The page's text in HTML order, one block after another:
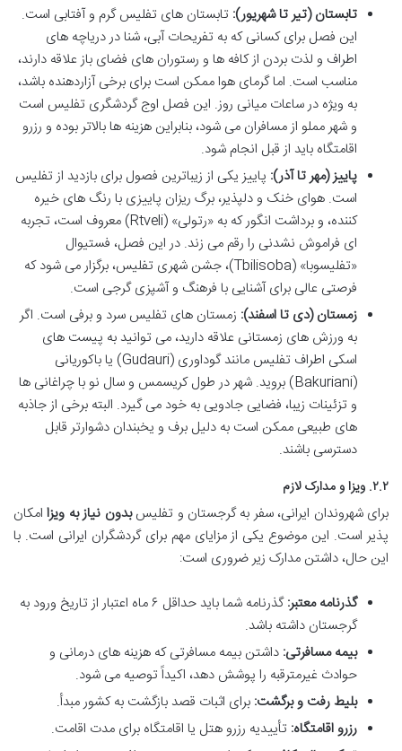
تابستان (تیر تا شهریور): تابستان های تفلیس گرم و آفتابی است.
این فصل برای کسانی که به تفریحات آبی، شنا در دریاچه های
اطراف و لذت بردن از کافه ها و رستوران های فضای باز علاقه دارند،
مناسب است. اما گرمای هوا ممکن است برای برخی آزاردهنده باشد،
به ویژه در ساعات میانی روز. این فصل اوج گردشگری تفلیس است
و شهر مملو از مسافران می شود، بنابراین هزینه ها بالاتر بوده و رزرو
اقامتگاه باید از قبل انجام شود.
پاییز (مهر تا آذر): پاییز یکی از زیباترین فصول برای بازدید از تفلیس
است. هوای خنک و دلپذیر، برگ ریزان پاییزی با رنگ های خیره
کننده، و برداشت انگور که به «رتولی» (Rtveli) معروف است، تجربه
ای فراموش نشدنی را رقم می زند. در این فصل، فستیوال
«تفلیسوبا» (Tbilisoba)، جشن شهری تفلیس، برگزار می شود که
فرصتی عالی برای آشنایی با فرهنگ و آشپزی گرجی است.
زمستان (دی تا اسفند): زمستان های تفلیس سرد و برفی است. اگر
به ورزش های زمستانی علاقه دارید، می توانید به پیست های
اسکی اطراف تفلیس مانند گوداوری (Gudauri) یا باکوریانی
(Bakuriani) بروید. شهر در طول کریسمس و سال نو با چراغانی ها
و تزئینات زیبا، فضایی جادویی به خود می گیرد. البته برخی از جاذبه
های طبیعی ممکن است به دلیل برف و یخبندان دشوارتر قابل
دسترسی باشند.
۲.۲. ویزا و مدارک لازم
برای شهروندان ایرانی، سفر به گرجستان و تفلیسبدون نیاز به ویزاامکان
پذیر است. این موضوع یکی از مزایای مهم برای گردشگران ایرانی است. با
این حال، داشتن مدارک زیر ضروری است:
گذرنامه معتبر:
گذرنامه شما باید حداقل ۶ ماه اعتبار از تاریخ ورود به
گرجستان داشته باشد.
بیمه مسافرتی: داشتن بیمه مسافرتی که هزینه های درمانی و
حوادث غیرمترقبه را پوشش دهد، اکیداً توصیه می شود.
بلیط رفت و برگشت: برای اثبات قصد بازگشت به کشور مبدأ.
رزرو اقامتگاه: تأییدیه رزرو هتل یا اقامتگاه برای مدت اقامت.